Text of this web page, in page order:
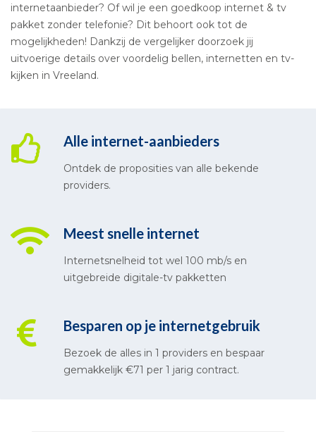
internetaanbieder? Of wil je een goedkoop internet & tv
pakket zonder telefonie? Dit behoort ook tot de
mogelijkheden! Dankzij de vergelijker doorzoek jij
uitvoerige details over voordelig bellen, internetten en tv-
kijken in Vreeland.
Alle internet-aanbieders
Ontdek de proposities van alle bekende
providers.
Meest snelle internet
Internetsnelheid tot wel 100 mb/s en
uitgebreide digitale-tv pakketten
Besparen op je internetgebruik
Bezoek de alles in 1 providers en bespaar
gemakkelijk €71 per 1 jarig contract.